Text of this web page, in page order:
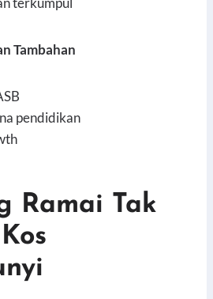
Tambahan
pendidikan
Ramai Tak